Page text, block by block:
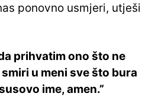
ponovno usmjeri, utješi
prihvatim ono što ne
u meni sve što bura
ime, amen.”